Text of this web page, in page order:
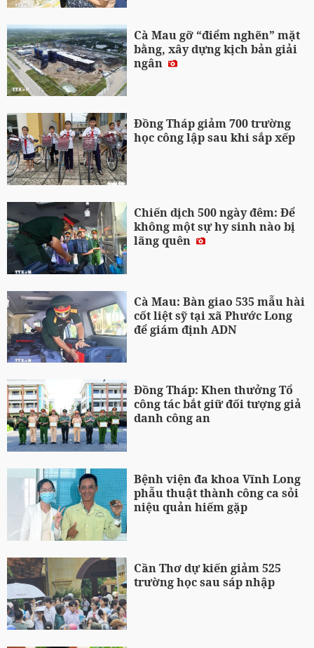
Cà Mau gỡ “điểm nghẽn” mặt
bằng, xây dựng kịch bản giải
ngân
Đồng Tháp giảm 700 trường
học công lập sau khi sắp xếp
Chiến dịch 500 ngày đêm: Để
không một sự hy sinh nào bị
lãng quên
Cà Mau: Bàn giao 535 mẫu hài
cốt liệt sỹ tại xã Phước Long
để giám định ADN
Đồng Tháp: Khen thưởng Tổ
công tác bắt giữ đối tượng giả
danh công an
Bệnh viện đa khoa Vĩnh Long
phẫu thuật thành công ca sỏi
niệu quản hiếm gặp
Cần Thơ dự kiến giảm 525
trường học sau sáp nhập